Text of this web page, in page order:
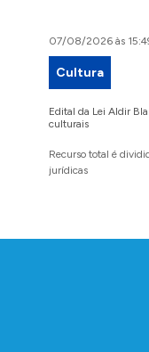
07/08/2026 às
Cultura
Edital da Lei Aldir
culturais
Recurso total é
jurídicas